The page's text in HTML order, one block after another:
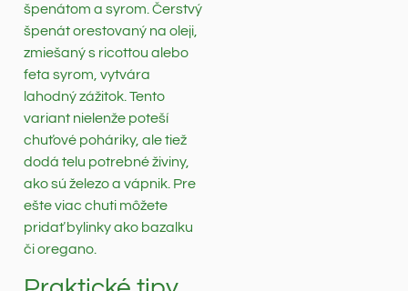
špenátom a syrom. Čerstvý
špenát orestovaný na oleji,
zmiešaný s ricottou alebo
feta syrom, vytvára
lahodný zážitok. Tento
variant nielenže poteší
chuťové poháriky, ale tiež
dodá telu potrebné živiny,
ako sú železo a vápnik. Pre
ešte viac chuti môžete
pridať bylinky ako bazalku
či oregano.